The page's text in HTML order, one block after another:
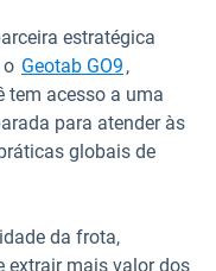
estratégica
o Geotab GO9 ,
uma nova janela
tem acesso a uma
para atender às
globais de
da frota,
extrair mais valor dos